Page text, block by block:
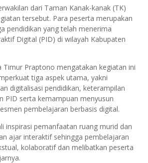
dari Taman Kanak-kanak (TK)
tersebut. Para peserta merupakan
pendidikan yang telah menerima
Digital (PID) di wilayah Kabupaten
Timur Praptono mengatakan kegiatan ini
tiga aspek utama, yakni
digitalisasi pendidikan, keterampilan
PID serta kemampuan menyusun
pembelajaran berbasis digital.
inspirasi pemanfaatan ruang murid dan
ajar interaktif sehingga pembelajaran
kolaboratif dan melibatkan peserta